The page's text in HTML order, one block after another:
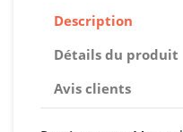
Description
Détails du produit
Avis clients